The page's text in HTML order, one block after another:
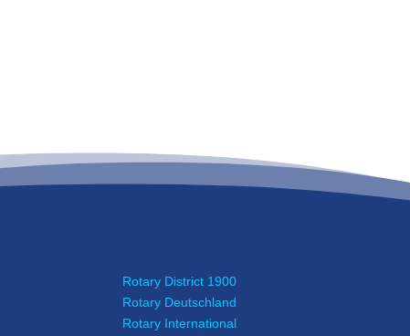
Rotary District 1900
Rotary Deutschland
Rotary International